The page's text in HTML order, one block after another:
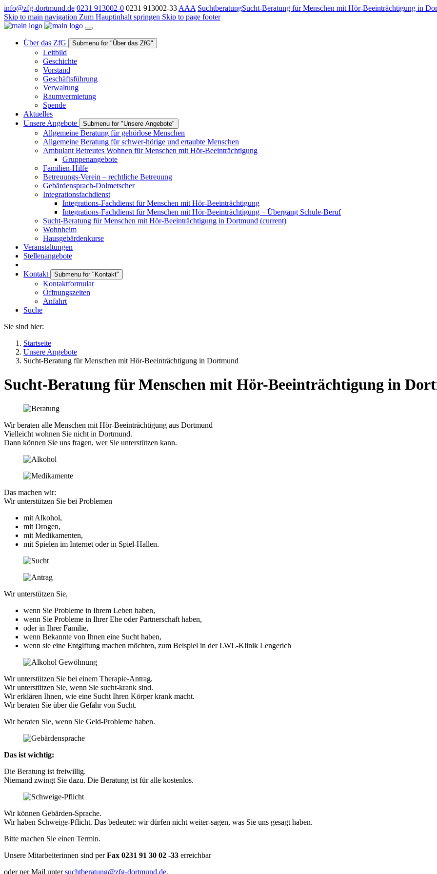
info@zfg-dortmund.de 0231 913002-0 0231 913002-33 AAA SuchtberatungSucht-Beratung für Menschen mit Hör-Beeinträchtigung in
Skip to main navigation Zum Hauptinhalt springen Skip to page footer
Über das ZfG Submenu for "Über das ZfG"
Leitbild
Geschichte
Vorstand
Geschäftsführung
Verwaltung
Raumvermietung
Spende
Aktuelles
Unsere Angebote
Submenu for "Unsere Angebote"
Allgemeine Beratung für gehörlose Menschen
Allgemeine Beratung für schwer-hörige und ertaubte Menschen
Ambulant Betreutes Wohnen für Menschen mit Hör-Beeinträchtigung
Gruppenangebote
Familien-Hilfe
Betreuungs-Verein – rechtliche Betreuung
Gebärdensprach-Dolmetscher
Integrationsfachdienst
Integrations-Fachdienst für Menschen mit Hör-Beeinträchtigung
Integrations-Fachdienst für Menschen mit Hör-Beeinträchtigung – Übergang Schule-Beruf
Sucht-Beratung für Menschen mit Hör-Beeinträchtigung in Dortmund (current)
Wohnheim
Hausgebärdenkurse
Veranstaltungen
Stellenangebote
Kontakt Submenu for "Kontakt"
Kontaktformular
Öffnungszeiten
Anfahrt
Suche
Sie sind hier:
Startseite
Unsere Angebote
Sucht-Beratung für Menschen mit Hör-Beeinträchtigung in Dortmund
Sucht-Beratung für Menschen mit Hör-Beeinträchtigung in
Wir beraten alle Menschen mit Hör-Beeinträchtigung aus Dortmund
Vielleicht wohnen Sie nicht in Dortmund.
Dann können Sie uns fragen, wer Sie unterstützen kann.
Das machen wir:
Wir unterstützen Sie bei Problemen
mit Alkohol,
mit Drogen,
mit Medikamenten,
mit Spielen im Internet oder in Spiel-Hallen.
Wir unterstützen Sie,
wenn Sie Probleme in Ihrem Leben haben,
wenn Sie Probleme in Ihrer Ehe oder Partnerschaft haben,
oder in Ihrer Familie,
wenn Bekannte von Ihnen eine Sucht haben,
wenn sie eine Entgiftung machen möchten, zum Beispiel in der LWL-Klinik Lengerich
Wir unterstützen Sie bei einem Therapie-Antrag.
Wir unterstützen Sie, wenn Sie sucht-krank sind.
Wir erklären Ihnen, wie eine Sucht Ihren Körper krank macht.
Wir beraten Sie über die Gefahr von Sucht.
Wir beraten Sie, wenn Sie Geld-Probleme haben.
Das ist wichtig:
Die Beratung ist freiwillig.
Niemand zwingt Sie dazu. Die Beratung ist für alle kostenlos.
Wir können Gebärden-Sprache.
Wir haben Schweige-Pflicht. Das bedeutet: wir dürfen nicht weiter-sagen, was Sie uns gesagt haben.
Bitte machen Sie einen Termin.
Unsere Mitarbeiterinnen sind perFax 0231 91 30 02 -33 erreichbar
oder per Mail untersuchtberatung@zfg-dortmund.de.